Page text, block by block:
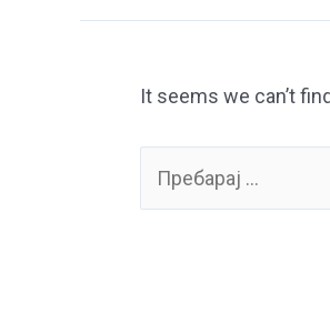
It seems we can’t
for: